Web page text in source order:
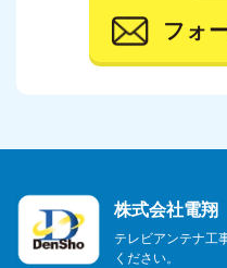
フォ
株式会社電翔
テレビアンテナ工
ください。